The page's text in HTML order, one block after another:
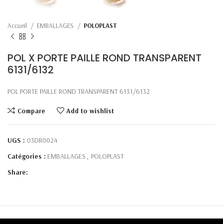
Accueil EMBALLAGES POLOPLAST
POL X PORTE PAILLE ROND TRANSPARENT
6131/6132
POL PORTE PAILLE ROND TRANSPARENT 6131/6132
Compare Add to wishlist
UGS : 03DR0024
Catégories : EMBALLAGES , POLOPLAST
Share: